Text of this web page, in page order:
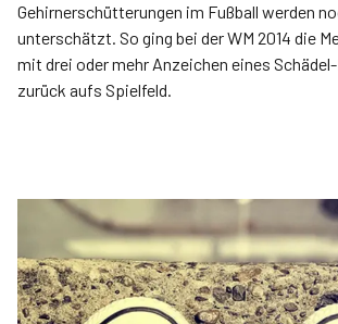
Gehirnerschütterungen im Fußball werden
unterschätzt. So ging bei der WM 2014 die
mit drei oder mehr Anzeichen eines
zurück aufs Spielfeld.